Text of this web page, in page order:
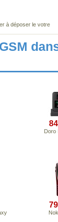
à déposer le votre
Doro